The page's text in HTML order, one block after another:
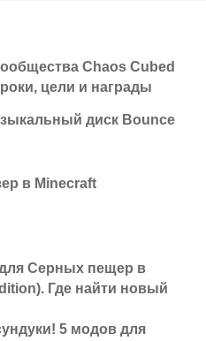
Chaos Cubed
цели и награды
диск Bounce
в Minecraft
Серных пещер в
Где найти новый
5 модов для